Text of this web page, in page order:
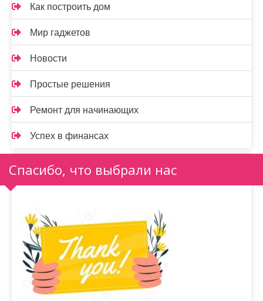
Как построить дом
Мир гаджетов
Новости
Простые решения
Ремонт для начинающих
Успех в финансах
Спасибо, что выбрали нас